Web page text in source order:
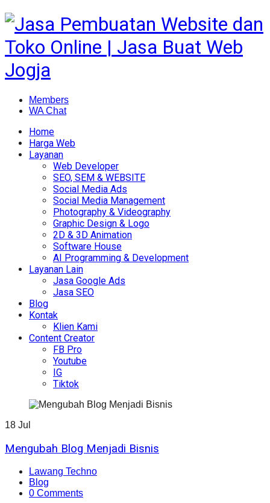
Members
WA Chat
Home
Harga Web
Layanan
Web Developer
SEO, SEM & WEBSITE
Social Media Ads
Social Media Management
Photography & Videography
Graphic Design & Logo
2D & 3D Animation
Software House
AI Programming & Development
Layanan Lain
Jasa Google Ads
Jasa SEO
Blog
Kontak
Klien Kami
Content Creator
FB Pro
Youtube
IG
Tiktok
18 Jul
Mengubah Blog Menjadi Bisnis
Lawang Techno
Blog
0 Comments